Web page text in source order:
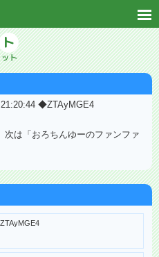
21:20:44 ◆ZTAyMGE4
は「おろちんゆーのファンファ